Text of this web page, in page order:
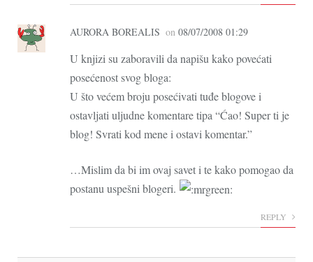
AURORA BOREALIS on 08/07/2008 01:29
U knjizi su zaboravili da napišu kako povećati
posećenost svog bloga:
U što većem broju posećivati tuđe blogove i
ostavljati uljudne komentare tipa “Ćao! Super ti je
blog! Svrati kod mene i ostavi komentar.”
…Mislim da bi im ovaj savet i te kako pomogao da
postanu uspešni blogeri.
REPLY